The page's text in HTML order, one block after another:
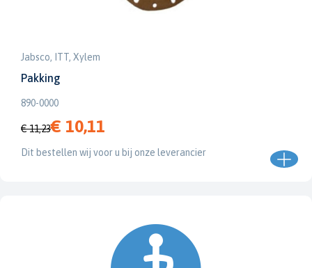
Jabsco, ITT, Xylem
Pakking
890-0000
€ 11,23€ 10,11
Dit bestellen wij voor u bij onze leverancier